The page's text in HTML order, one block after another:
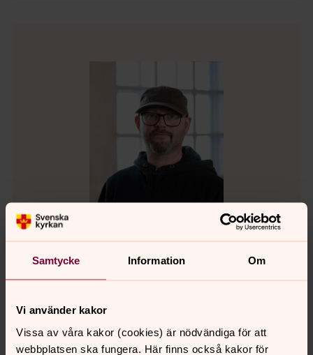
Samtycke Information Om
Vi använder kakor
Vissa av våra kakor (cookies) är nödvändiga för att
webbplatsen ska fungera. Här finns också kakor för
Mattias Wallentin
E-post:mattias.wallentin@svenskakyrkan.se